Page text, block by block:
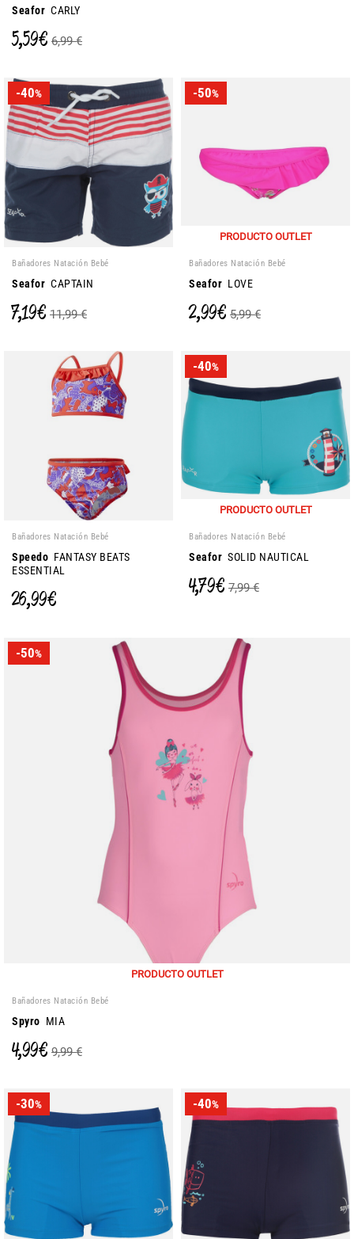
Seafor CARLY
5,59 € 6,99 €
-40%
Bañadores Natación Bebé
Seafor CAPTAIN
7,19 € 11,99 €
-50%
PRODUCTO OUTLET
Bañadores Natación Bebé
Seafor LOVE
2,99 € 5,99 €
Bañadores Natación Bebé
Speedo FANTASY BEATS
ESSENTIAL
26,99 €
-40%
PRODUCTO OUTLET
Bañadores Natación Bebé
Seafor SOLID NAUTICAL
4,79 € 7,99 €
-50%
PRODUCTO OUTLET
Bañadores Natación Bebé
Spyro MIA
4,99 € 9,99 €
-30% -40%